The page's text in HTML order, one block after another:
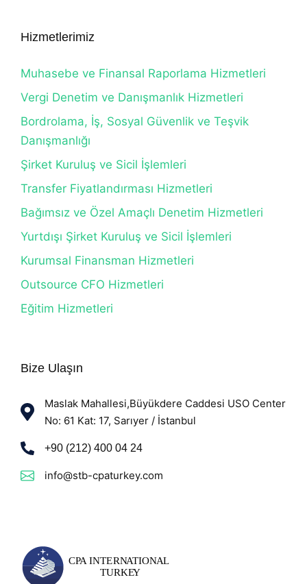
Hizmetlerimiz
Muhasebe ve Finansal Raporlama Hizmetleri
Vergi Denetim ve Danışmanlık Hizmetleri
Bordrolama, İş, Sosyal Güvenlik ve Teşvik
Danışmanlığı
Şirket Kuruluş ve Sicil İşlemleri
Transfer Fiyatlandırması Hizmetleri
Bağımsız ve Özel Amaçlı Denetim Hizmetleri
Yurtdışı Şirket Kuruluş ve Sicil İşlemleri
Kurumsal Finansman Hizmetleri
Outsource CFO Hizmetleri
Eğitim Hizmetleri
Bize Ulaşın
Maslak Mahallesi,Büyükdere Caddesi USO Center
No: 61 Kat: 17, Sarıyer / İstanbul
+90 (212) 400 04 24
info@stb-cpaturkey.com